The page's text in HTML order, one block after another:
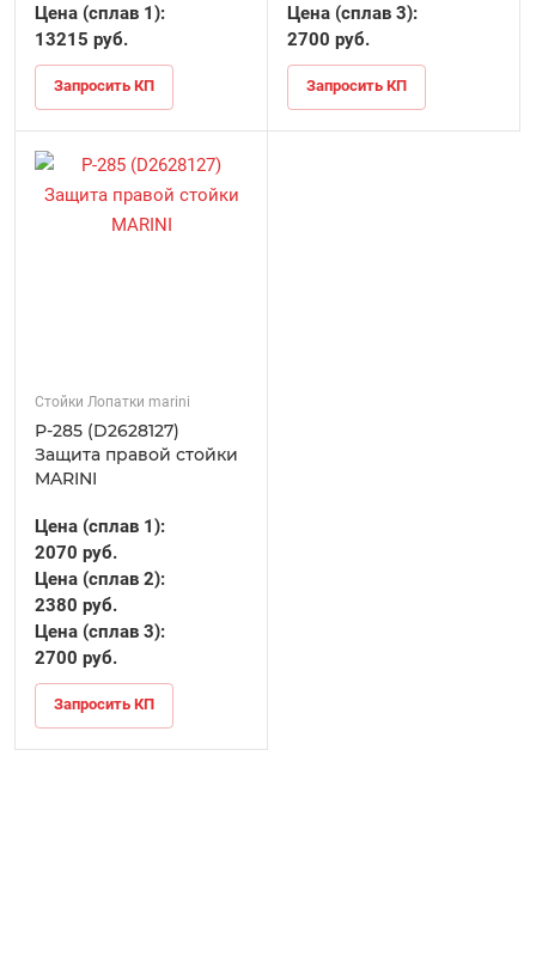
Цена (сплав 1):
13215 руб.
Запросить КП
Цена (сплав 3):
2700 руб.
Запросить КП
Стойки Лопатки marini
Р-285 (D2628127)
Защита правой стойки
MARINI
Цена (сплав 1):
2070 руб.
Цена (сплав 2):
2380 руб.
Цена (сплав 3):
2700 руб.
Запросить КП